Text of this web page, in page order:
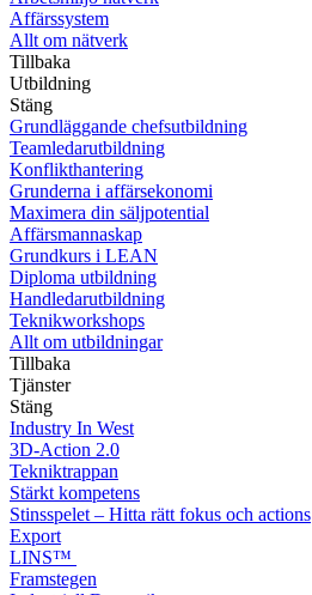
Affärssystem
Allt om nätverk
Tillbaka
Utbildning
Stäng
Grundläggande chefsutbildning
Teamledarutbildning
Konflikthantering
Grunderna i affärsekonomi
Maximera din säljpotential
Affärsmannaskap
Grundkurs i LEAN
Diploma utbildning
Handledarutbildning
Teknikworkshops
Allt om utbildningar
Tillbaka
Tjänster
Stäng
Industry In West
3D-Action 2.0
Tekniktrappan
Stärkt kompetens
Stinsspelet – Hitta rätt fokus och actions
Export
LINS™
Framstegen